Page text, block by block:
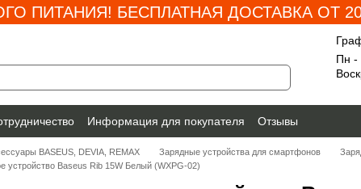
ПИТАНИЯ! БЕСПЛАТНАЯ ДОСТАВКА ОТ
Пн -
Информация для покупателя
Отзывы
BASEUS, DEVIA, REMAX Зарядные устройства для смартфонов
устройство Baseus Rib 15W Белый (WXPG-02)